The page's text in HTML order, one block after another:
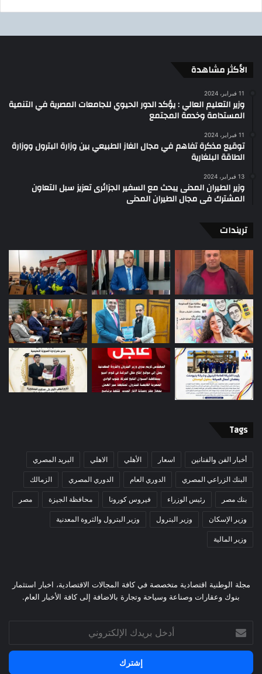
الأكثر مشاهدة
11 فبراير، 2024
وزير التعليم العالي : يؤكد الدور الحيوي للجامعات المصرية في التنمية
المستدامة وخدمة المجتمع
11 فبراير، 2024
توقيع مذكرة تفاهم في مجال الغاز الطبيعي بين وزارة البترول ووزارة
الطاقة البلغارية
13 فبراير، 2024
وزير الطيران المدنى يبحث مع السفير الجزائرى تعزيز سبل التعاون
المشترك فى مجال الطيران المدنى
تريندات
Tags
أخبار الفن والفنانين اسعار الأهلي الاهلي البريد المصري
البنك الزراعي المصري الدوري العام الدوري المصري الزمالك
بنك مصر رئيس الوزراء فيروس كورونا محافظة الجيزة مصر
وزير الإسكان وزير البترول وزير البترول والثروة المعدنية
وزير المالية
مجلة الوطنية اقتصادية متخصصة في كافة المجالات الاقتصادية، اخبار استثمار
بنوك وعقارات وصناعة وسياحة وتجارة بالاضافة إلى كافة الأخبار العام.
أدخل
بريدك
الإلكتروني